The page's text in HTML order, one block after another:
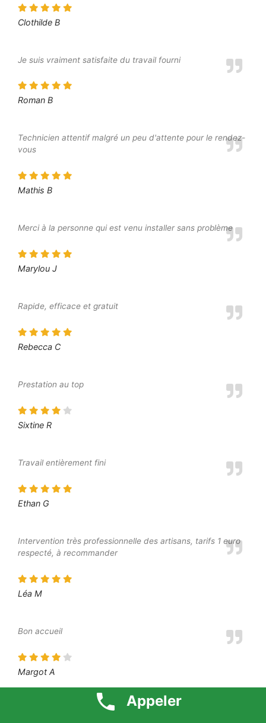
Clothilde B
Je suis vraiment satisfaite du travail fourni
Roman B
Technicien attentif malgré un peu d'attente pour le rendez-
vous
Mathis B
Merci à la personne qui est venu installer sans problème
Marylou J
Rapide, efficace et gratuit
Rebecca C
Prestation au top
Sixtine R
Travail entièrement fini
Ethan G
Intervention très professionnelle des artisans, tarifs 1 euro
respecté, à recommander
Léa M
Bon accueil
Margot A
Appeler